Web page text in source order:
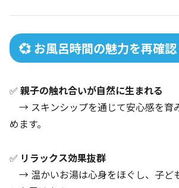
💞 お風呂時間の魅力を再確認
✅ 親子の触れ合いが自然に生まれる
→ スキンシップを通じて安心感を育
めます。
✅ リラックス効果抜群
→ 温かいお湯は心身をほぐし、子ど